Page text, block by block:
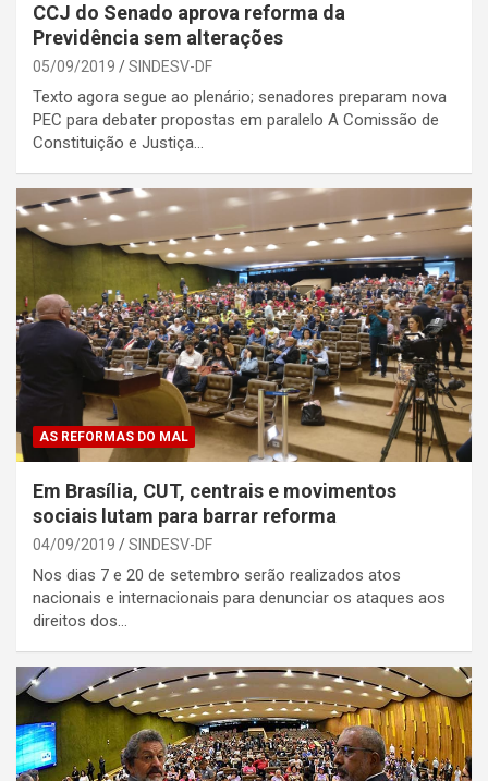
CCJ do Senado aprova reforma da
Previdência sem alterações
05/09/2019 SINDESV-DF
Texto agora segue ao plenário; senadores preparam nova
PEC para debater propostas em paralelo A Comissão de
Constituição e Justiça…
AS REFORMAS DO MAL
Em Brasília, CUT, centrais e movimentos
sociais lutam para barrar reforma
04/09/2019 SINDESV-DF
Nos dias 7 e 20 de setembro serão realizados atos
nacionais e internacionais para denunciar os ataques aos
direitos dos…